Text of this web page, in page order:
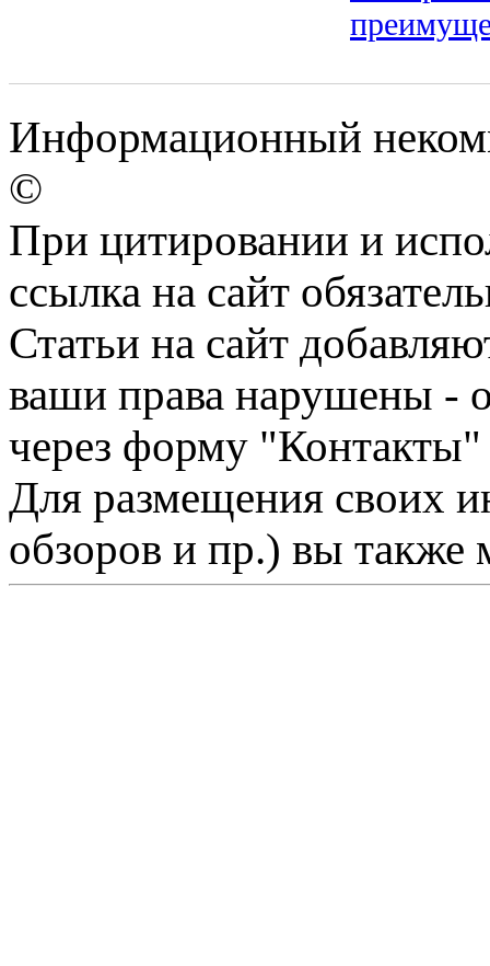
Информационный
©
При цитировании и
ссылка на сайт
Статьи на сайт
ваши права нарушены -
через форму "Контакты"
Для размещения своих
обзоров и пр.) вы также